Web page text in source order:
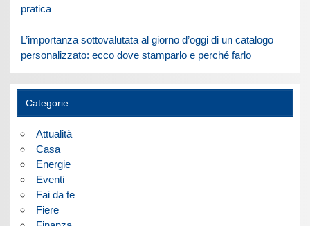
pratica
L’importanza sottovalutata al giorno d’oggi di un catalogo
personalizzato: ecco dove stamparlo e perché farlo
Categorie
Attualità
Casa
Energie
Eventi
Fai da te
Fiere